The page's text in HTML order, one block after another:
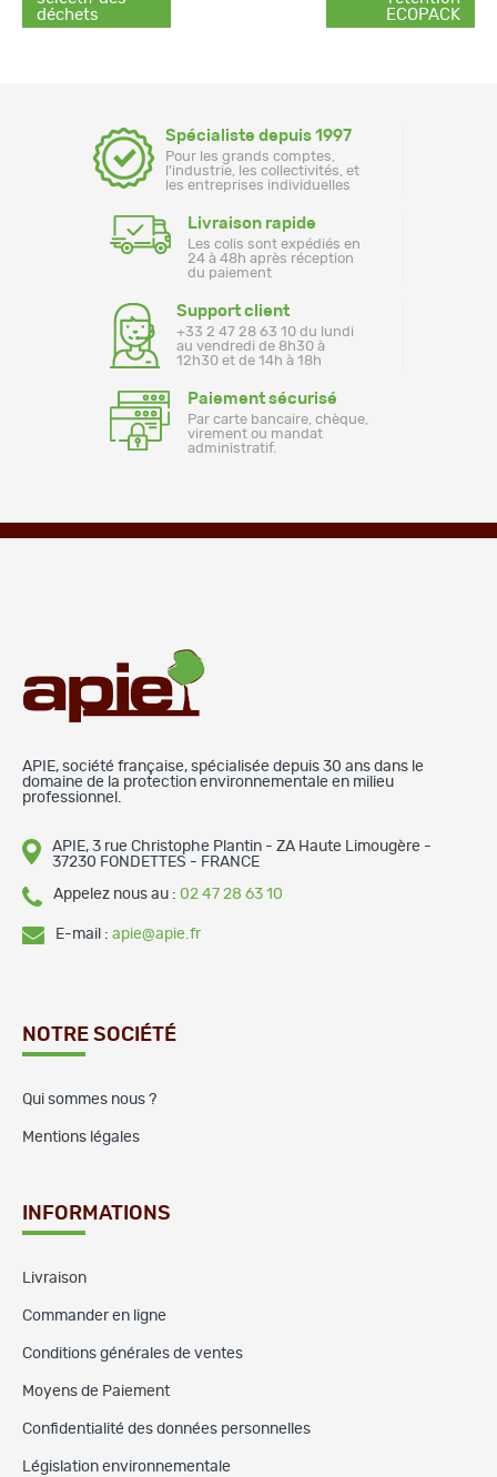
déchets
ECOPACK
Spécialiste depuis 1997
Pour les grands comptes,
l'industrie, les collectivités, et
les entreprises individuelles
Livraison rapide
Les colis sont expédiés en
24 à 48h après réception
du paiement
Support client
+33 2 47 28 63 10 du lundi
au vendredi de 8h30 à
12h30 et de 14h à 18h
Paiement sécurisé
Par carte bancaire, chèque,
virement ou mandat
administratif.
APIE, société française, spécialisée depuis 30 ans dans le
domaine de la protection environnementale en milieu
professionnel.
APIE, 3 rue Christophe Plantin - ZA Haute Limougère -
37230 FONDETTES - FRANCE
Appelez nous au : 02 47 28 63 10
E-mail : apie@apie.fr
NOTRE SOCIÉTÉ
Qui sommes nous ?
Mentions légales
INFORMATIONS
Livraison
Commander en ligne
Conditions générales de ventes
Moyens de Paiement
Confidentialité des données personnelles
Législation environnementale